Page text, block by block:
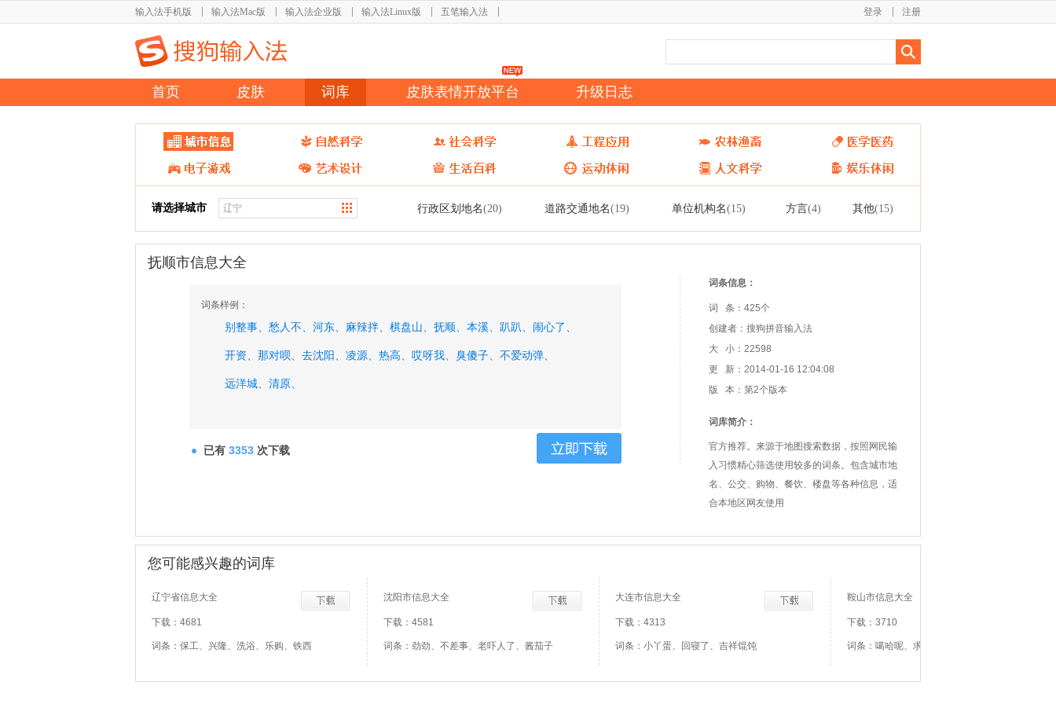
输入法手机版 输入法Mac版 输入法企业版 输入法Linux版 五笔输入法 注册
登录
首页 皮肤 词库 皮肤表情开放平台 升级日志
请选择城市 行政区划地名(20) 道路交通地名(19) 单位机构名(15) 方言(4) 其他(15)
抚顺市信息大全
词条样例：
别整事、 愁人不、 河东、 麻辣拌、 棋盘山、 抚顺、 本溪、 趴趴、 闹心了、
开资、 那对呗、 去沈阳、 凌源、 热高、 哎呀我、 臭傻子、 不爱动弹、
远洋城、 清原、
已有 3353 次下载
词条信息：
词 条：425个
创建者：搜狗拼音输入法
大 小：22598
更 新：2014-01-16 12:04:08
版 本：第2个版本
词库简介：
官方推荐。来源于地图搜索数据，按照网民输
入习惯精心筛选使用较多的词条。包含城市地
名、公交、购物、餐饮、楼盘等各种信息，适
合本地区网友使用
您可能感兴趣的词库
辽宁省信息大全
下载：4681
词条：保工、兴隆、洗浴、乐购、铁西
沈阳市信息大全
下载：4581
词条：劲劲、不差事、老吓人了、酱茄子
大连市信息大全
下载：4313
词条：小丫蛋、回寝了、吉祥馄饨
鞍山市信息大全
下载：3710
词条：噶哈呢、求你点事、能行不了